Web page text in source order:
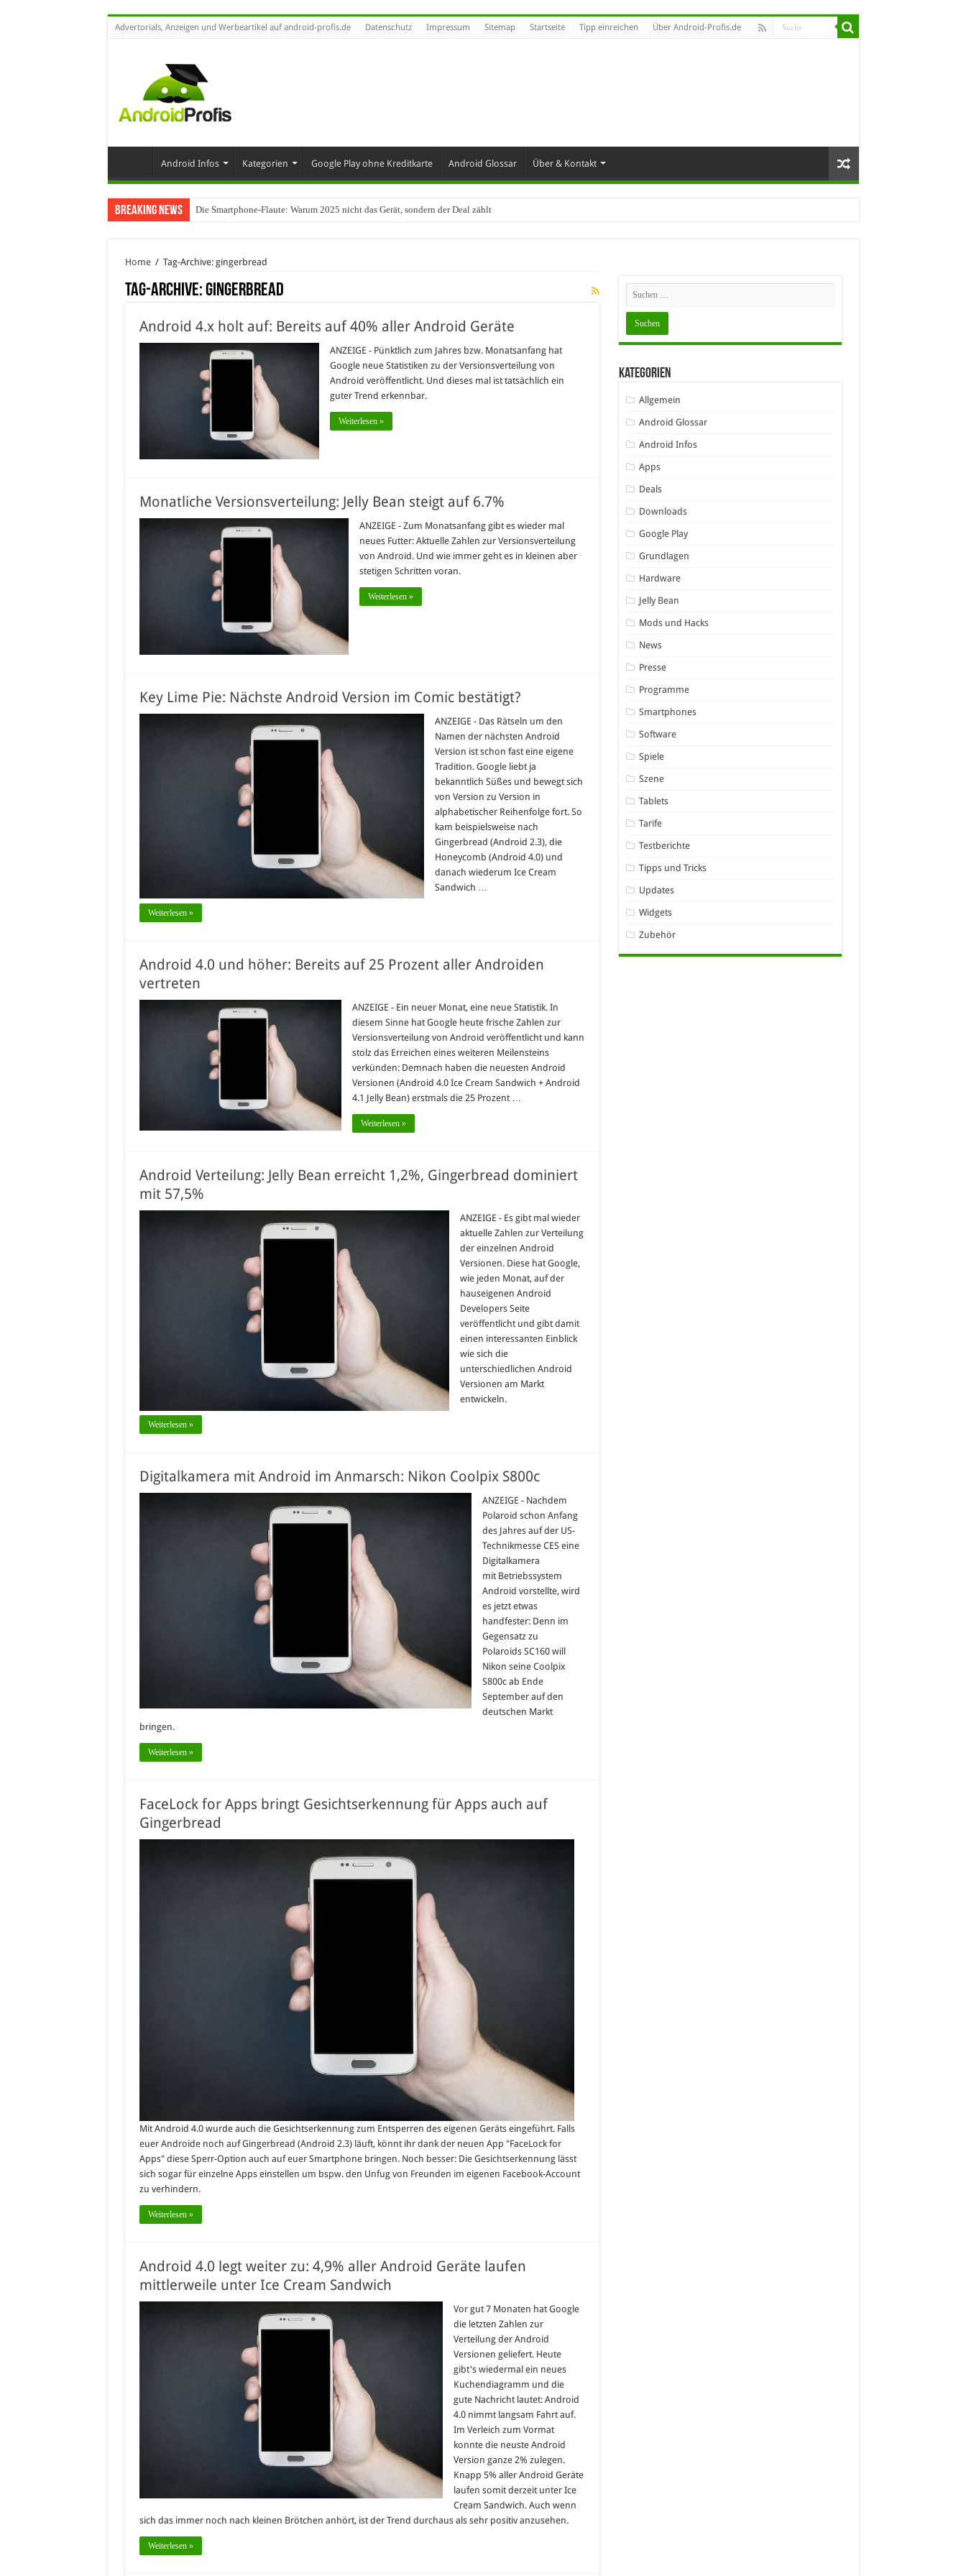
Advertorials, Anzeigen und Werbeartikel auf android-profis.de Datenschutz Impressum Sitemap Startseite Tipp einreichen Über Android-Profis.de
Android Infos Kategorien Google Play ohne Kreditkarte Android Glossar Über & Kontakt
Breaking News Die Smartphone-Flaute: Warum 2025 nicht das Gerät, sondern der Deal zählt
Home / Tag-Archive: gingerbread
Tag-Archive:gingerbread
Android 4.x holt auf: Bereits auf 40% aller Android Geräte
ANZEIGE - Pünktlich zum Jahres bzw. Monatsanfang hat
Google neue Statistiken zu der Versionsverteilung von
Android veröffentlicht. Und dieses mal ist tatsächlich ein
guter Trend erkennbar.
Weiterlesen »
Monatliche Versionsverteilung: Jelly Bean steigt auf 6.7%
ANZEIGE - Zum Monatsanfang gibt es wieder mal
neues Futter: Aktuelle Zahlen zur Versionsverteilung
von Android. Und wie immer geht es in kleinen aber
stetigen Schritten voran.
Weiterlesen »
Key Lime Pie: Nächste Android Version im Comic bestätigt?
ANZEIGE - Das Rätseln um den
Namen der nächsten Android
Version ist schon fast eine eigene
Tradition. Google liebt ja
bekanntlich Süßes und bewegt sich
von Version zu Version in
alphabetischer Reihenfolge fort. So
kam beispielsweise nach
Gingerbread (Android 2.3), die
Honeycomb (Android 4.0) und
danach wiederum Ice Cream
Sandwich …
Weiterlesen »
Android 4.0 und höher: Bereits auf 25 Prozent aller Androiden
vertreten
ANZEIGE - Ein neuer Monat, eine neue Statistik. In
diesem Sinne hat Google heute frische Zahlen zur
Versionsverteilung von Android veröffentlicht und kann
stolz das Erreichen eines weiteren Meilensteins
verkünden: Demnach haben die neuesten Android
Versionen (Android 4.0 Ice Cream Sandwich + Android
4.1 Jelly Bean) erstmals die 25 Prozent …
Weiterlesen »
Android Verteilung: Jelly Bean erreicht 1,2%, Gingerbread dominiert
mit 57,5%
ANZEIGE - Es gibt mal wieder
aktuelle Zahlen zur Verteilung
der einzelnen Android
Versionen. Diese hat Google,
wie jeden Monat, auf der
hauseigenen Android
Developers Seite
veröffentlicht und gibt damit
einen interessanten Einblick
wie sich die
unterschiedlichen Android
Versionen am Markt
entwickeln.
Weiterlesen »
Digitalkamera mit Android im Anmarsch: Nikon Coolpix S800c
ANZEIGE - Nachdem
Polaroid schon Anfang
des Jahres auf der US-
Technikmesse CES eine
Digitalkamera
mit Betriebssystem
Android vorstellte, wird
es jetzt etwas
handfester: Denn im
Gegensatz zu
Polaroids SC160 will
Nikon seine Coolpix
S800c ab Ende
September auf den
deutschen Markt
bringen.
Weiterlesen »
FaceLock for Apps bringt Gesichtserkennung für Apps auch auf
Gingerbread
Mit Android 4.0 wurde auch die Gesichtserkennung zum Entsperren des eigenen Geräts eingeführt. Falls
euer Androide noch auf Gingerbread (Android 2.3) läuft, könnt ihr dank der neuen App "FaceLock for
Apps" diese Sperr-Option auch auf euer Smartphone bringen. Noch besser: Die Gesichtserkennung lässt
sich sogar für einzelne Apps einstellen um bspw. den Unfug von Freunden im eigenen Facebook-Account
zu verhindern.
Weiterlesen »
Android 4.0 legt weiter zu: 4,9% aller Android Geräte laufen
mittlerweile unter Ice Cream Sandwich
Vor gut 7 Monaten hat Google
die letzten Zahlen zur
Verteilung der Android
Versionen geliefert. Heute
gibt's wiedermal ein neues
Kuchendiagramm und die
gute Nachricht lautet: Android
4.0 nimmt langsam Fahrt auf.
Im Verleich zum Vormat
konnte die neuste Android
Version ganze 2% zulegen.
Knapp 5% aller Android Geräte
laufen somit derzeit unter Ice
Cream Sandwich. Auch wenn
sich das immer noch nach kleinen Brötchen anhört, ist der Trend durchaus als sehr positiv anzusehen.
Weiterlesen »
Kategorien
Allgemein
Android Glossar
Android Infos
Apps
Deals
Downloads
Google Play
Grundlagen
Hardware
Jelly Bean
Mods und Hacks
News
Presse
Programme
Smartphones
Software
Spiele
Szene
Tablets
Tarife
Testberichte
Tipps und Tricks
Updates
Widgets
Zubehör